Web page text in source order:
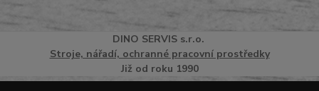
DINO SERVISs.r.o.
Stroje, nářadí, ochranné pracovní prostředky
Již od roku 1990